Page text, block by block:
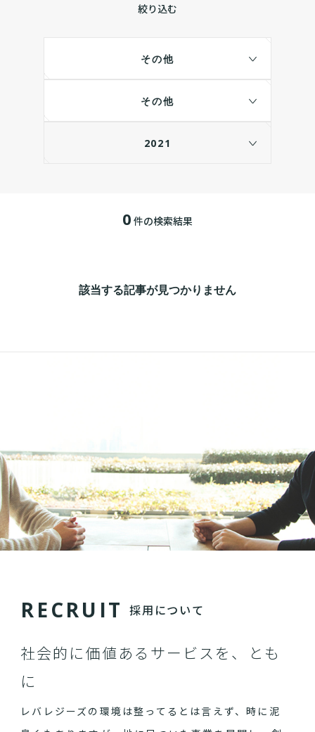
絞り込む
その他
その他
2021
0 件の検索結果
該当する記事が見つかりません
RECRU IT 採用について
社会的に価値あるサービスを、とも
に
レバレジーズの環境は整ってるとは言えず、時に泥